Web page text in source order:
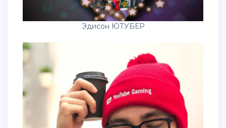
Эдисон ЮТУБЕР